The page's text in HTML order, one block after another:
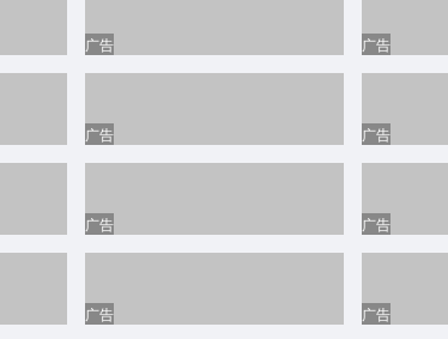
温州南方喜文化创意有限公司
浙江飞宇智能科技有限公司
瑞安市泓基国际贸易有限公司
中国平安瑞安团队
瑞安市安鑫安全生产咨询服务中心
广告 广告
广告 广告
广告 广告
广告 广告